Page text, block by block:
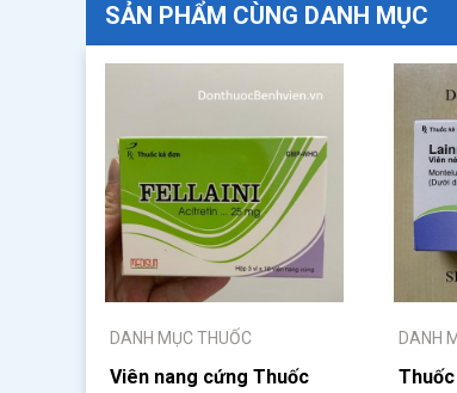
SẢN PHẨM CÙNG DANH MỤC
DANH MỤC THUỐC
Viên nang cứng Thuốc
DANH